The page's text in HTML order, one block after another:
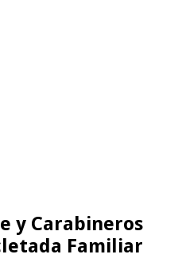
y Carabineros
Familiar